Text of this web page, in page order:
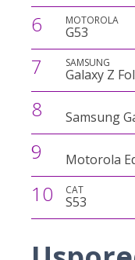
6 MOTOROLA
G53
7 SAMSUNG
Galaxy Z
8 Samsung
9 Motorola
10 CAT
S53